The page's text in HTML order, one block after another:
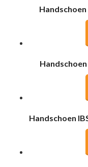
Handschoen